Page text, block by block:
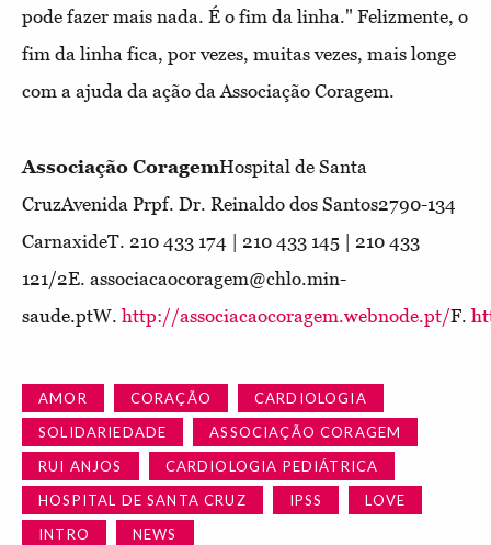
pode fazer mais nada. É o fim da linha." Felizmente, o
fim da linha fica, por vezes, muitas vezes, mais longe
com a ajuda da ação da Associação Coragem.
Associação CoragemHospital de Santa
CruzAvenida Prpf. Dr. Reinaldo dos Santos2790-134
CarnaxideT. 210 433 174 | 210 433 145 | 210 433
121/2E. associacaocoragem@chlo.min-
saude.ptW. http://associacaocoragem.webnode.pt/F.
AMOR CORAÇÃO
CARDIOLOGIA
SOLIDARIEDADE
ASSOCIAÇÃO CORAGEM
RUI ANJOS
CARDIOLOGIA PEDIÁTRICA
HOSPITAL DE SANTA CRUZ
IPSS
LOVE
INTRO
NEWS